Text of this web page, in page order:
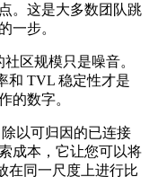
。这是大多数团队跳
一步。
社区规模只是噪音。
和 TVL 稳定性才是
的数字。
以可归因的已连接
成本，它让您可以将
在同一尺度上进行比